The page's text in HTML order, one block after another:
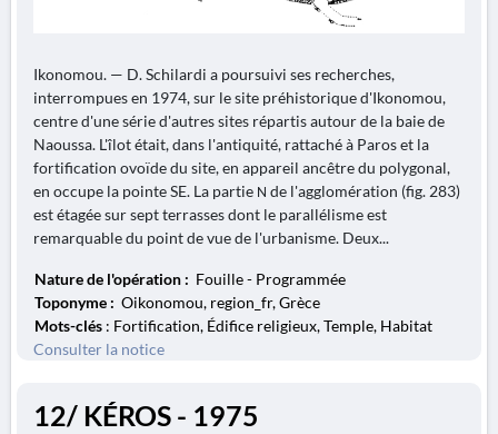
Ikonomou. — D. Schilardi a poursuivi ses recherches,
interrompues en 1974, sur le site préhistorique d'Ikonomou,
centre d'une série d'autres sites répartis autour de la baie de
Naoussa. L'îlot était, dans l'antiquité, rattaché à Paros et la
fortification ovoïde du site, en appareil ancêtre du polygonal,
en occupe la pointe SE. La partie Ν de l'agglomération (fig. 283)
est étagée sur sept terrasses dont le parallélisme est
remarquable du point de vue de l'urbanisme. Deux...
Nature de l'opération : Fouille - Programmée
Toponyme : Oikonomou, region_fr, Grèce
Mots-clés : Fortification, Édifice religieux, Temple, Habitat
Consulter la notice
12/ KÉROS - 1975